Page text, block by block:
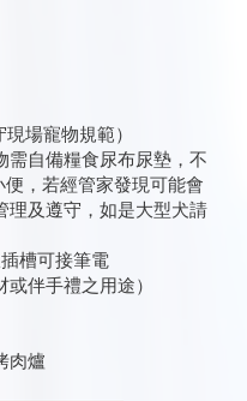
場寵物規範）
自備糧食尿布尿墊，不
，若經管家發現可能會
理及遵守，如是大型犬請
槽可接筆電
伴手禮之用途）
肉爐